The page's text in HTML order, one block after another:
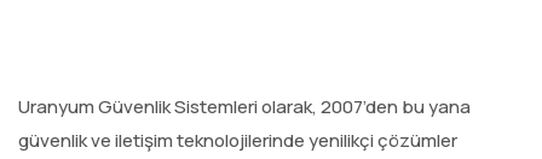
Uranyum Güvenlik Sistemleri olarak, 2007’den bu yana
güvenlik ve iletişim teknolojilerinde yenilikçi çözümler